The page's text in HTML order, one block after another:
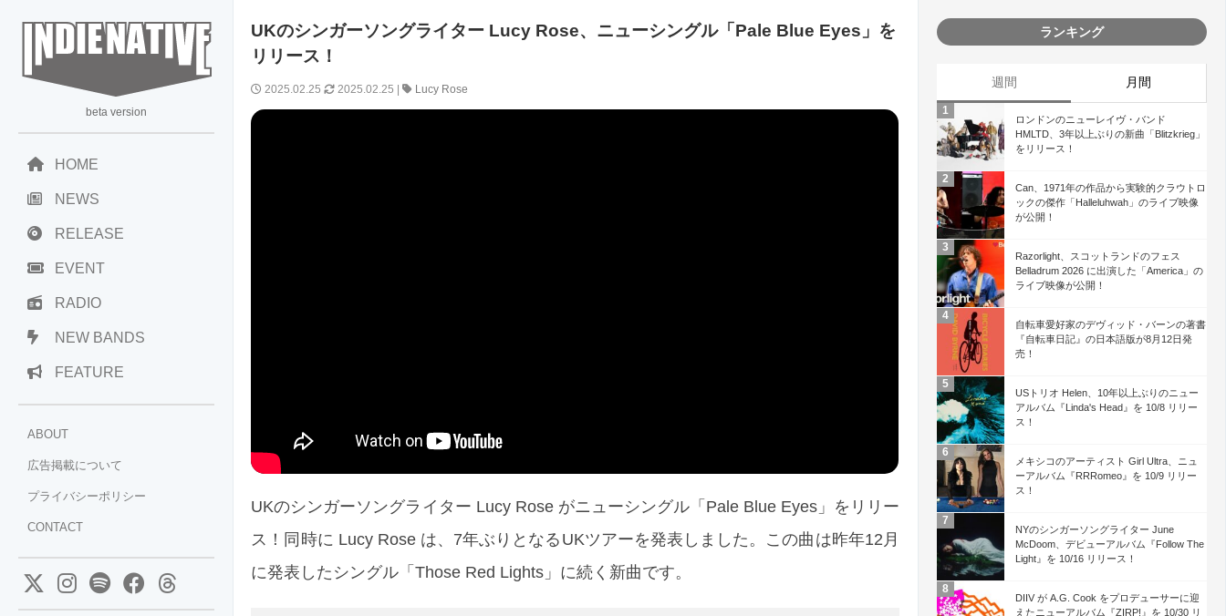
beta version
HOME
NEWS
RELEASE
EVENT
RADIO
NEW BANDS
FEATURE
ABOUT
広告掲載について
プライバシーポリシー
CONTACT
UKのシンガーソングライター Lucy Rose、ニューシングル「Pale Blue Eyes」を
リリース！
2025.02.25 2025.02.25 | Lucy Rose
UKのシンガーソングライター Lucy Rose がニューシングル「Pale Blue Eyes」をリリー
ス！同時に Lucy Rose は、7年ぶりとなるUKツアーを発表しました。この曲は昨年12月
に発表したシングル「Those Red Lights」に続く新曲です。
ランキング
週間 月間
ロンドンのニューレイヴ・バンド
HMLTD、3年以上ぶりの新曲「Blitzkrieg」
をリリース！
Can、1971年の作品から実験的クラウトロ
ックの傑作「Halleluhwah」のライブ映像
が公開！
Razorlight、スコットランドのフェス
Belladrum 2026 に出演した「America」の
ライブ映像が公開！
自転車愛好家のデヴィッド・バーンの著書
『自転車日記』の日本語版が8月12日発
売！
USトリオ Helen、10年以上ぶりのニュー
アルバム『Linda's Head』を 10/8 リリー
ス！
メキシコのアーティスト Girl Ultra、ニュ
ーアルバム『RRRomeo』を 10/9 リリー
ス！
NYのシンガーソングライター June
McDoom、デビューアルバム『Follow The
Light』を 10/16 リリース！
DIIV が A.G. Cook をプロデューサーに迎
えたニューアルバム『ZIRP!』を 10/30 リ